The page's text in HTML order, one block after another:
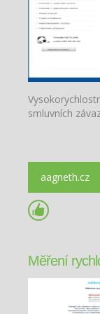
smluvních
aagneth.cz
Měření